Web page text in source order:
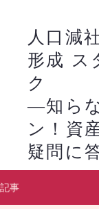
人口減
形成 ス
ク
―知ら
ン！資
疑問に
－
記事